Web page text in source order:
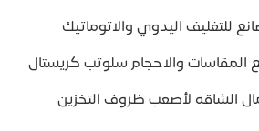
للتغليف اليدوي والاتوماتيك
المقاسات والاحجام سلوتب كريستال
الشاقه لأصعب ظروف التخزين